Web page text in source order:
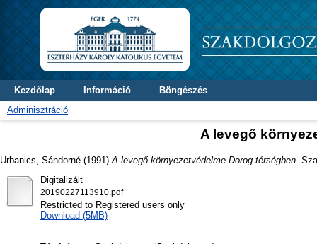
Kezdőlap Információ
Böngészés
Adminisztráció
A levegő
Urbanics, Sándorné (1991) A levegő környezetvédelme Dorog térségben.
Digitalizált
20190227113910.pdf
Restricted to Registered users only
Download (5MB)